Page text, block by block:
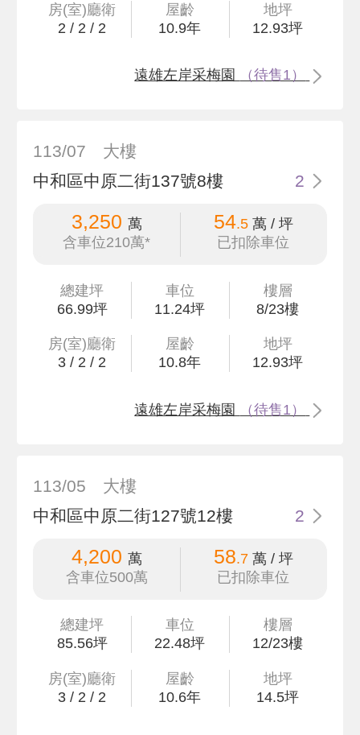
房(室)廳衛
2 / 2 / 2
屋齡
10.9年
地坪
12.93坪
遠雄左岸采梅園 （待售1）
113/07
大樓
中和區中原二街137號8樓
2
3,250 萬
含車位210萬*
54.5萬 / 坪
已扣除車位
總建坪
66.99坪
車位
11.24坪
樓層
8/23樓
房(室)廳衛
3 / 2 / 2
屋齡
10.8年
地坪
12.93坪
遠雄左岸采梅園 （待售1）
113/05
大樓
中和區中原二街127號12樓
2
4,200 萬
含車位500萬
58.7萬 / 坪
已扣除車位
總建坪
85.56坪
車位
22.48坪
樓層
12/23樓
房(室)廳衛
3 / 2 / 2
屋齡
10.6年
地坪
14.5坪